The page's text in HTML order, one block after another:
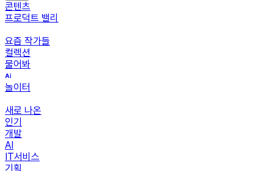
콘텐츠
프로덕트 밸리
요즘 작가들
컬렉션
물어봐
놀이터
새로 나온
인기
개발
AI
IT서비스
기획